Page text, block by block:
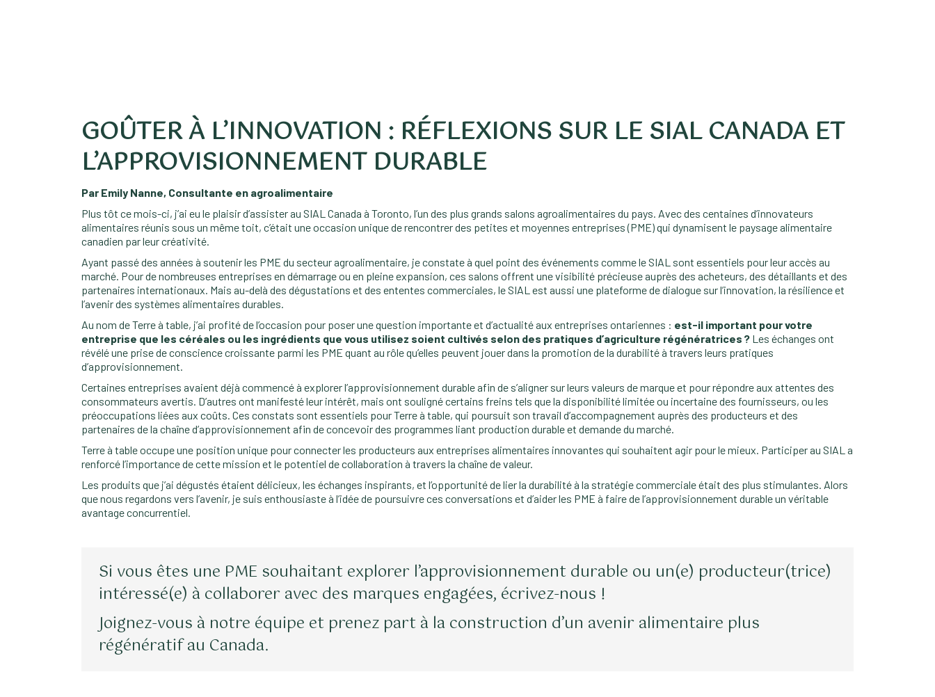
GOÛTER À L’INNOVATION : RÉFLEXIONS SUR LE SIAL CANADA ET
L’APPROVISIONNEMENT DURABLE
Par Emily Nanne, Consultante en agroalimentaire
Plus tôt ce mois-ci, j’ai eu le plaisir d’assister au SIAL Canada à Toronto, l’un des plus grands salons agroalimentaires du pays. Avec des centaines d’innovateurs
alimentaires réunis sous un même toit, c’était une occasion unique de rencontrer des petites et moyennes entreprises (PME) qui dynamisent le paysage alimentaire
canadien par leur créativité.
Ayant passé des années à soutenir les PME du secteur agroalimentaire, je constate à quel point des événements comme le SIAL sont essentiels pour leur accès au
marché. Pour de nombreuses entreprises en démarrage ou en pleine expansion, ces salons offrent une visibilité précieuse auprès des acheteurs, des détaillants et des
partenaires internationaux. Mais au-delà des dégustations et des ententes commerciales, le SIAL est aussi une plateforme de dialogue sur l’innovation, la résilience et
l’avenir des systèmes alimentaires durables.
Au nom de Terre à table, j’ai profité de l’occasion pour poser une question importante et d’actualité aux entreprises ontariennes : est-il important pour votre
entreprise que les céréales ou les ingrédients que vous utilisez soient cultivés selon des pratiques d’agriculture régénératrices ? Les échanges ont
révélé une prise de conscience croissante parmi les PME quant au rôle qu’elles peuvent jouer dans la promotion de la durabilité à travers leurs pratiques
d’approvisionnement.
Certaines entreprises avaient déjà commencé à explorer l’approvisionnement durable afin de s’aligner sur leurs valeurs de marque et pour répondre aux attentes des
consommateurs avertis. D’autres ont manifesté leur intérêt, mais ont souligné certains freins tels que la disponibilité limitée ou incertaine des fournisseurs, ou les
préoccupations liées aux coûts. Ces constats sont essentiels pour Terre à table, qui poursuit son travail d’accompagnement auprès des producteurs et des
partenaires de la chaîne d’approvisionnement afin de concevoir des programmes liant production durable et demande du marché.
Terre à table occupe une position unique pour connecter les producteurs aux entreprises alimentaires innovantes qui souhaitent agir pour le mieux. Participer au SIAL a
renforcé l’importance de cette mission et le potentiel de collaboration à travers la chaîne de valeur.
Les produits que j’ai dégustés étaient délicieux, les échanges inspirants, et l’opportunité de lier la durabilité à la stratégie commerciale était des plus stimulantes. Alors
que nous regardons vers l’avenir, je suis enthousiaste à l’idée de poursuivre ces conversations et d’aider les PME à faire de l’approvisionnement durable un véritable
avantage concurrentiel.
Si vous êtes une PME souhaitant explorer l’approvisionnement durable ou un(e) producteur(trice)
intéressé(e) à collaborer avec des marques engagées, écrivez-nous !
Joignez-vous à notre équipe et prenez part à la construction d’un avenir alimentaire plus
régénératif au Canada.